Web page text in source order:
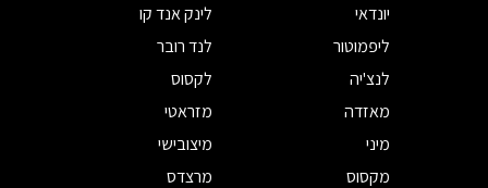
יונדאי
לינק אנד קו
ליפמוטור
לנד רובר
לנצ'יה
לקסוס
מאזדה
מזראטי
מיני
מיצובישי
מקסוס
מרצדס